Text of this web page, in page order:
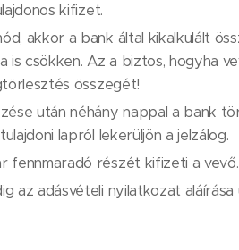
kifizet.
akkor a bank által kikalkulált
is csökken. Az a biztos, hogyha
összegét!
után néhány nappal a bank
lapról lekerüljön a jelzálog.
fennmaradó részét kifizeti a vevő.
az adásvételi nyilatkozat